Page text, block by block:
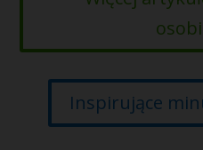
Inspirujące